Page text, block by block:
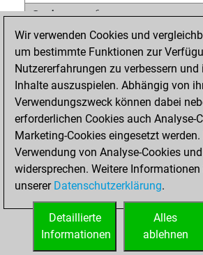
Springeropfer
Bauernopfer
Matt auf vollem Brett
Bauer setzt Matt
Erstickte Matts
Unterverwandlungen
Türme auf der siebten
STARTSEITE
Wir verwenden Cookies und
um bestimmte Funktionen zur
Nutzererfahrungen zu verbessern und
Inhalte auszuspielen. Abhängig von
Verwendungszweck können dabei
erforderlichen Cookies auch Analyse-
Marketing-Cookies eingesetzt werden.
Verwendung von Analyse-Cookies
widersprechen. Weitere
unserer Datenschutzerklärung.
Alles
ablehnen
Detaillierte
Informationen